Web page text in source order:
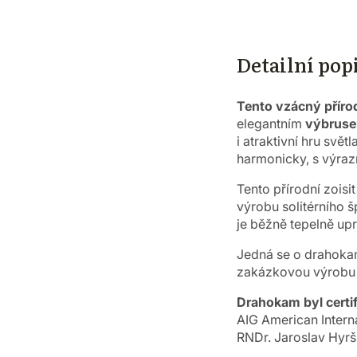
Detailní
Tento vzácný
elegantním
i atraktivní hru
harmonicky, s
Tento přírodní
výrobu solitérního
je běžně tepelně
Jedná se o
zakázkovou
Drahokam byl
AIG American
RNDr. Jaroslav